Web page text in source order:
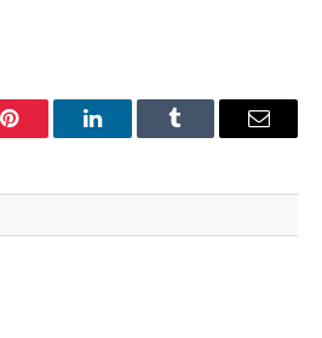
Pinterest LinkedInTumblr
E-